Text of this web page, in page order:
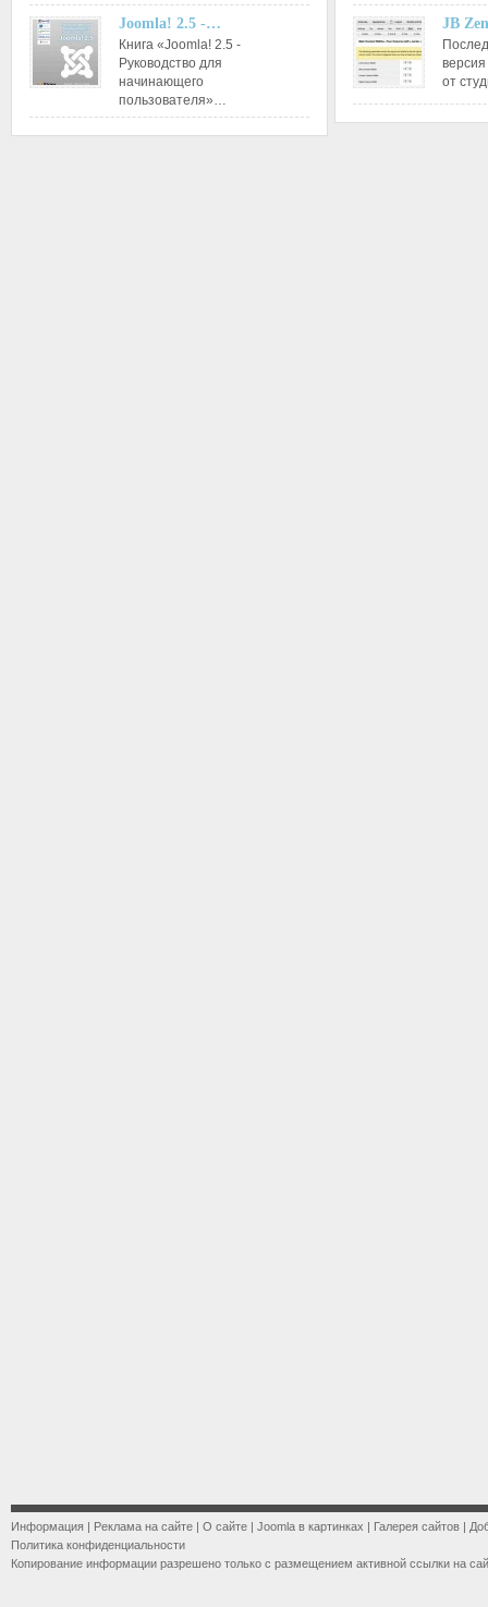
Joomla! 2.5 -…
Книга «Joomla! 2.5 -
Руководство для
начинающего
пользователя»…
JB
от
Информация | Реклама на сайте | О сайте | Joomla в картинках | Галерея сайтов |
Политика конфиденциальности
Копирование информации разрешено только с размещением активной ссылки на